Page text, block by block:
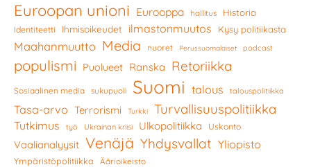
Euroopan unioni Eurooppa hallitus Historia
Identiteetti Ihmisoikeudet ilmastonmuutos Kysy politiikasta
Maahanmuutto Media nuoret Perussuomalaiset podcast
populismi Puolueet Ranska Retoriikka
Sosiaalinen media sukupuoli Suomi talous talouspolitiikka
Tasa-arvo Terrorismi Turkki Turvallisuuspolitiikka
Tutkimus työ Ukrainan kriisi Ulkopolitiikka Uskonto
Vaalianalyysit Venäjä Yhdysvallat Yliopisto
Ympäristöpolitiikka Äärioikeisto